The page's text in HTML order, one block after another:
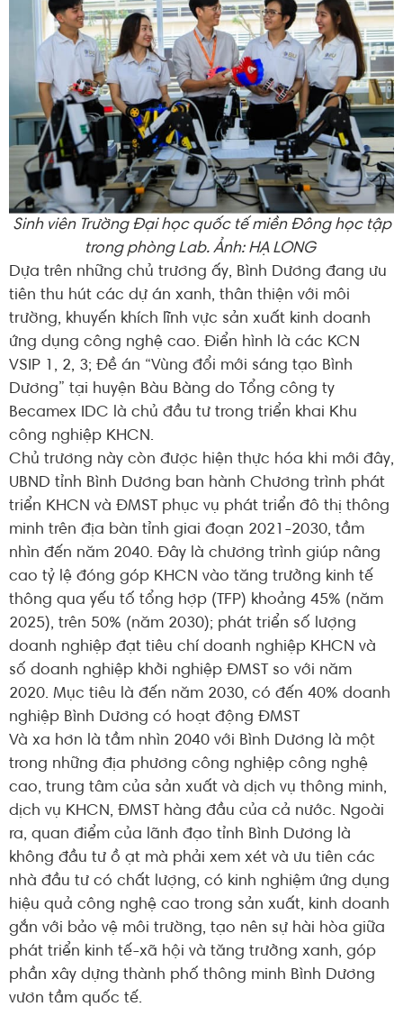
Sinh viên Trường Đại học quốc tế miền Đông học tập
trong phòng Lab. Ảnh: HẠ LONG
Dựa trên những chủ trương ấy, Bình Dương đang ưu
tiên thu hút các dự án xanh, thân thiện với môi
trường, khuyến khích lĩnh vực sản xuất kinh doanh
ứng dụng công nghệ cao. Điển hình là các KCN
VSIP 1, 2, 3; Đề án “Vùng đổi mới sáng tạo Bình
Dương” tại huyện Bàu Bàng do Tổng công ty
Becamex IDC là chủ đầu tư trong triển khai Khu
công nghiệp KHCN.
Chủ trương này còn được hiện thực hóa khi mới đây,
UBND tỉnh Bình Dương ban hành Chương trình phát
triển KHCN và ĐMST phục vụ phát triển đô thị thông
minh trên địa bàn tỉnh giai đoạn 2021-2030, tầm
nhìn đến năm 2040. Đây là chương trình giúp nâng
cao tỷ lệ đóng góp KHCN vào tăng trưởng kinh tế
thông qua yếu tố tổng hợp (TFP) khoảng 45% (năm
2025), trên 50% (năm 2030); phát triển số lượng
doanh nghiệp đạt tiêu chí doanh nghiệp KHCN và
số doanh nghiệp khởi nghiệp ĐMST so với năm
2020. Mục tiêu là đến năm 2030, có đến 40% doanh
nghiệp Bình Dương có hoạt động ĐMST
Và xa hơn là tầm nhìn 2040 với Bình Dương là một
trong những địa phương công nghiệp công nghệ
cao, trung tâm của sản xuất và dịch vụ thông minh,
dịch vụ KHCN, ĐMST hàng đầu của cả nước. Ngoài
ra, quan điểm của lãnh đạo tỉnh Bình Dương là
không đầu tư ồ ạt mà phải xem xét và ưu tiên các
nhà đầu tư có chất lượng, có kinh nghiệm ứng dụng
hiệu quả công nghệ cao trong sản xuất, kinh doanh
gắn với bảo vệ môi trường, tạo nên sự hài hòa giữa
phát triển kinh tế-xã hội và tăng trưởng xanh, góp
phần xây dựng thành phố thông minh Bình Dương
vươn tầm quốc tế.